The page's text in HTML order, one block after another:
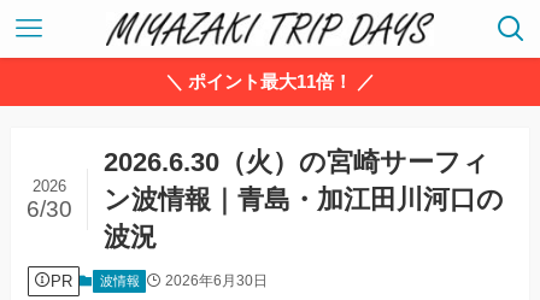
＼ ポイント最大11倍！ ／
2026.6.30（火）の宮崎サーフィ
ン波情報｜青島・加江田川河口の
波況
2026
6/30
PR 波情報 2026年6月30日